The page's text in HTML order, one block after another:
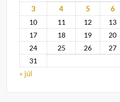
3
4 5 6
10
11 12 13
17
18 19 20
24
25 26 27
31
« júl